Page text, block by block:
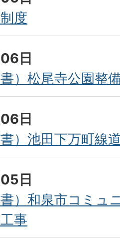
度
日
書）松尾寺公園整
日
書）池田下万町線
日
書）和泉市コミ
事